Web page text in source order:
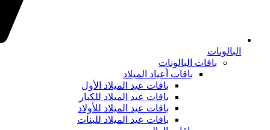
البالونات
باقات البالونات
باقات أعياد الميلاد
باقات عيد الميلاد الأول
باقات عيد الميلاد للكبار
باقات عيد الميلاد للأولاد
باقات عيد الميلاد للبنات